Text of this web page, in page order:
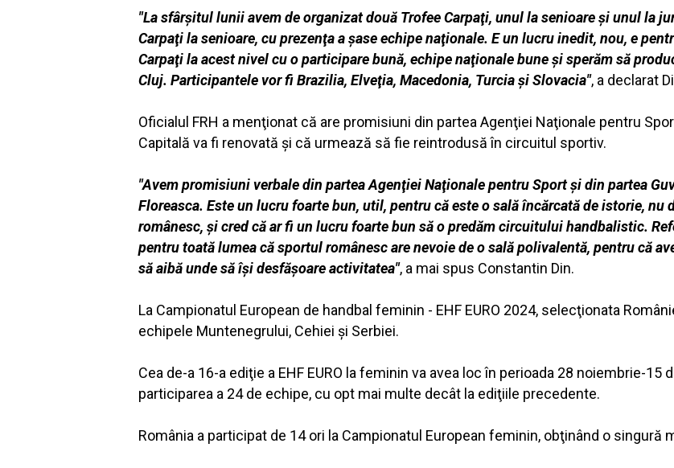
"La sfârşitul lunii avem de organizat două Trofee Carpaţi, unul la senioare şi unul la
Carpaţi la senioare, cu prezenţa a şase echipe naţionale. E un lucru inedit, nou, e
Carpaţi la acest nivel cu o participare bună, echipe naţionale bune şi sperăm să
Cluj. Participantele vor fi Brazilia, Elveţia, Macedonia, Turcia şi Slovacia", a declarat
Oficialul FRH a menţionat că are promisiuni din partea Agenţiei Naţionale pentru
Capitală va fi renovată şi că urmează să fie reintrodusă în circuitul sportiv.
"Avem promisiuni verbale din partea Agenţiei Naţionale pentru Sport şi din partea
Floreasca. Este un lucru foarte bun, util, pentru că este o sală încărcată de istorie,
românesc, şi cred că ar fi un lucru foarte bun să o predăm circuitului handbalistic.
pentru toată lumea că sportul românesc are nevoie de o sală polivalentă, pentru că
să aibă unde să îşi desfăşoare activitatea", a mai spus Constantin Din.
La Campionatul European de handbal feminin - EHF EURO 2024, selecţionata
echipele Muntenegrului, Cehiei şi Serbiei.
Cea de-a 16-a ediţie a EHF EURO la feminin va avea loc în perioada 28 noiembrie-15
participarea a 24 de echipe, cu opt mai multe decât la ediţiile precedente.
România a participat de 14 ori la Campionatul European feminin, obţinând o singură